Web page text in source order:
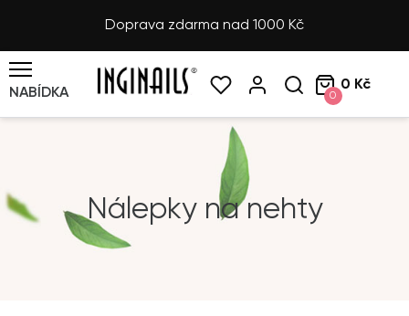
Doprava zdarma nad 1000 Kč
NABÍDKA 0
0 Kč
Nálepky na nehty